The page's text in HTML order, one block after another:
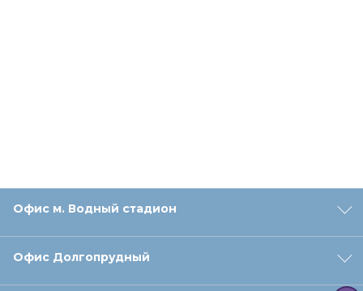
Офис м. Водный стадион
Офис Долгопрудный